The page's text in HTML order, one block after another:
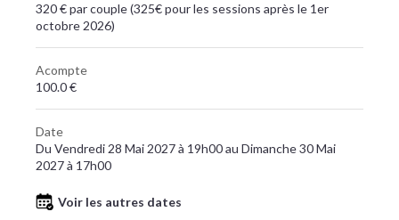
320 € par couple (325€ pour les sessions après le 1er
octobre 2026)
Acompte
100.0 €
Date
Du Vendredi 28 Mai 2027 à 19h00 au Dimanche 30 Mai
2027 à 17h00
Voir les autres dates